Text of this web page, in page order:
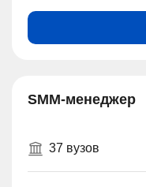
SMM-менеджер
37 вузов